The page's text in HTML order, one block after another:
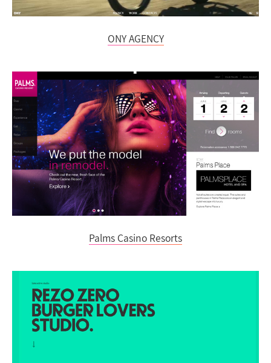
ONY AGENCY
Palms Casino Resorts